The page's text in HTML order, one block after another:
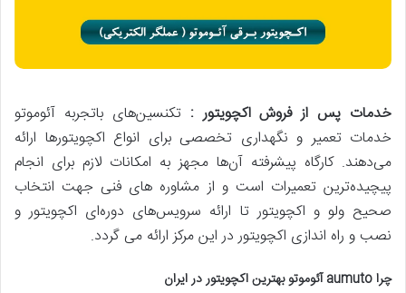
خدمات پس از فروش اکچویتور : تکنسین‌های باتجربه آئوموتو
خدمات تعمیر و نگهداری تخصصی برای انواع اکچویتورها ارائه
می‌دهند. کارگاه پیشرفته آن‌ها مجهز به امکانات لازم برای انجام
پیچیده‌ترین تعمیرات است و از مشاوره های فنی جهت انتخاب
صحیح ولو و اکچویتور تا ارائه سرویس‌های دوره‌ای اکچویتور و
نصب و راه اندازی اکچویتور در این مرکز ارائه می گردد.
چراaumuto آئوموتو بهترین اکچویتور در ایران